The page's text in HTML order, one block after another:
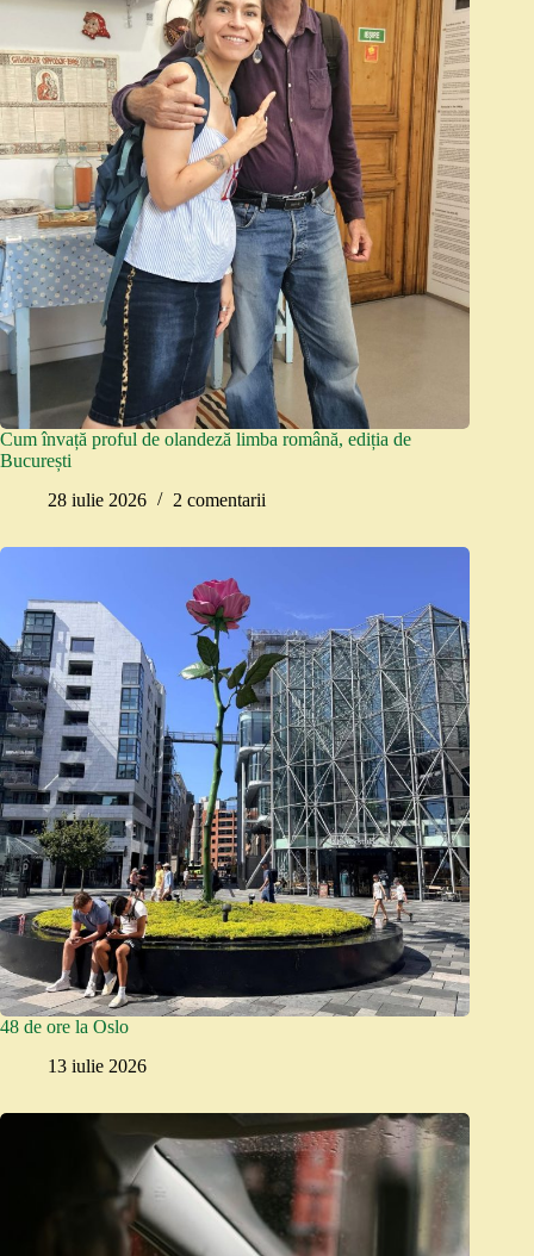
Cum învață proful de olandeză limba română, ediția de
București
28 iulie 2026
2 comentarii
48 de ore la Oslo
13 iulie 2026